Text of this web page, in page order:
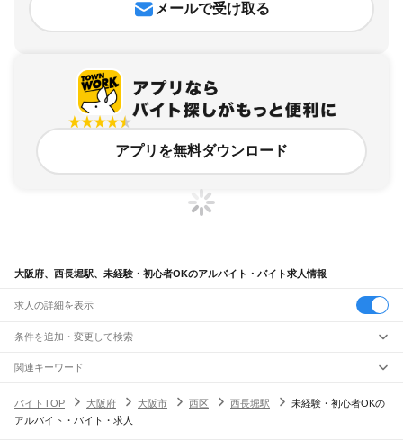
メールで受け取る
アプリを無料ダウンロード
大阪府、西長堀駅、未経験・初心者OKのアルバイト・バイト求人情報
求人の詳細を表示
条件を追加・変更して検索
市区町村を追加・変更
大阪府すべて
大阪市 すべて
駅を追加・変更
職種を追加・変更
関連キーワード
バイトTOP
大阪府 大阪市 西区 西長堀駅
未経験・初心者OKの
アルバイト・バイト・求人